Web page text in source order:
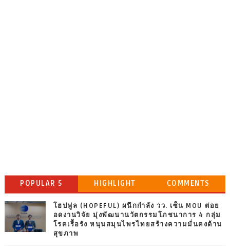
POPULAR 5 HIGHLIGHT COMMENTS
โฮปฟูล (HOPEFUL) ผนึกกำลัง วว. เซ็น MOU ต่อย
อดงานวิจัย มุ่งพัฒนานวัตกรรมโภชนาการ 4 กลุ่ม
โรคเรื้อรัง หนุนสมุนไพรไทยสร้างความมั่นคงด้าน
สุขภาพ